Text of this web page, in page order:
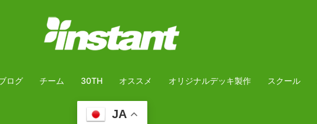
ログ チーム 30TH オススメ オリジナルデッキ製作 スクール
JA